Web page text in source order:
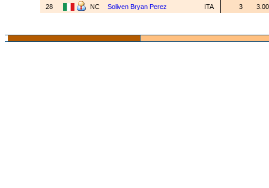
28
NC Soliven Bryan Perez ITA 3